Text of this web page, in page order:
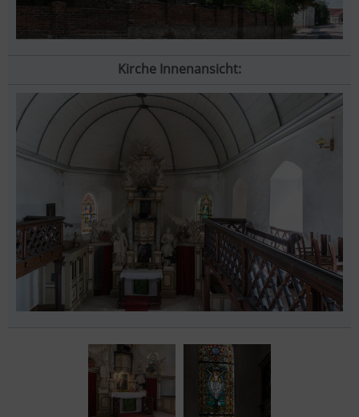
Kirche Innenansicht: